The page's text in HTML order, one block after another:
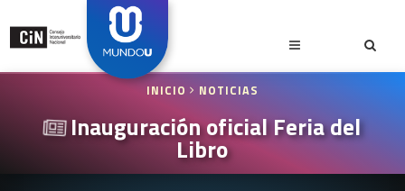
INICIO NOTICIAS
Inauguración oficial Feria del
Libro